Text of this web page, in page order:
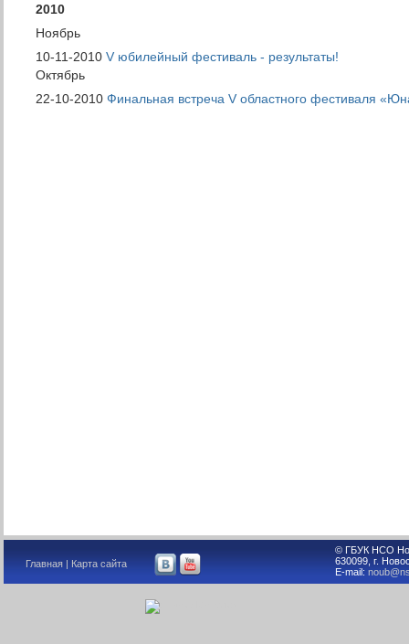
2010
Ноябрь
10-11-2010 V юбилейный фестиваль - результаты!
Октябрь
22-10-2010 Финальная встреча V областного фестиваля
© ГБУК НСО
630099, г.
E-mail:
Главная Карта сайта